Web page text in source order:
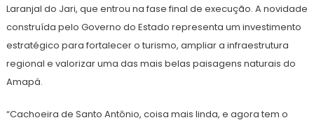
Laranjal do Jari, que entrou na fase final de execução. A novidade
construída pelo Governo do Estado representa um investimento
estratégico para fortalecer o turismo, ampliar a infraestrutura
regional e valorizar uma das mais belas paisagens naturais do
Amapá.
“Cachoeira de Santo Antônio, coisa mais linda, e agora tem o